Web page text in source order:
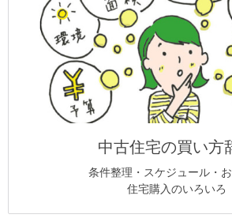
中古住宅の買い方
条件整理・スケジュール・
住宅購入のいろいろ